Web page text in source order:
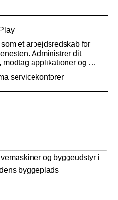
et arbejdsredskab for
Administrer dit
modtag applikationer og …
servicekontorer